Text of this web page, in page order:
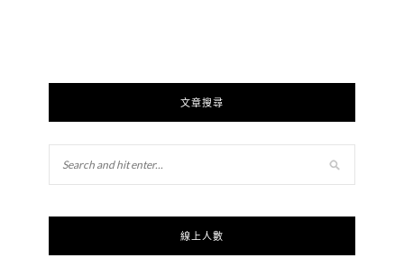
文章搜尋
線上人數